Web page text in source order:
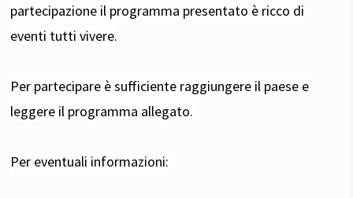
partecipazione il programma presentato è ricco di
eventi tutti vivere.
Per partecipare è sufficiente raggiungere il paese e
leggere il programma allegato.
Per eventuali informazioni: